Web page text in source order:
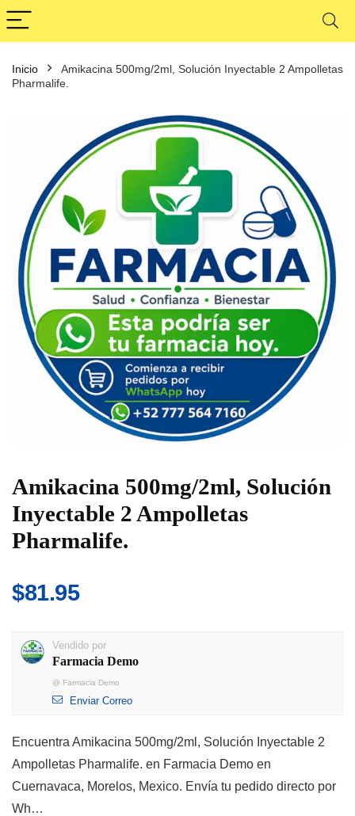
Inicio
Amikacina 500mg/2ml, Solución Inyectable 2 Ampolletas
Pharmalife.
Amikacina 500mg/2ml, Solución
Inyectable 2 Ampolletas
Pharmalife.
$81.95
Vendido por
Farmacia Demo
@ Farmacia Demo
Enviar Correo
Encuentra Amikacina 500mg/2ml, Solución Inyectable 2
Ampolletas Pharmalife. en Farmacia Demo en
Cuernavaca, Morelos, Mexico. Envía tu pedido directo por
Wh…